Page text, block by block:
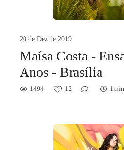
20 de Dez de 2019
Maísa Costa -
Anos - Brasília
1494 12